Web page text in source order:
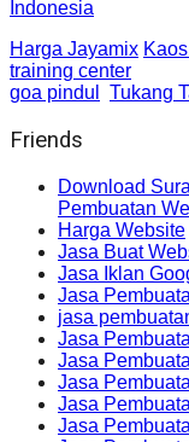
Indonesia
Harga Jayamix
training center
goa pindul
Tukang
Friends
Download
Pembuatan
Harga Website
Jasa Buat
Jasa Iklan
Jasa
jasa
Jasa
Jasa
Jasa
Jasa
Jasa